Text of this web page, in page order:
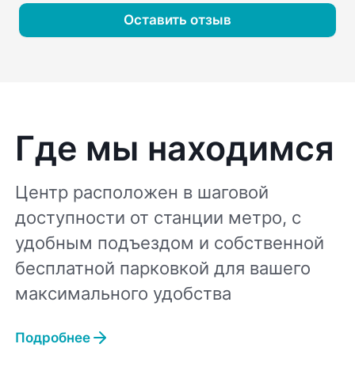
Оставить отзыв
Где мы находимся
Центр расположен в шаговой
доступности от станции метро, с
удобным подъездом и собственной
бесплатной парковкой для вашего
максимального удобства
Подробнее